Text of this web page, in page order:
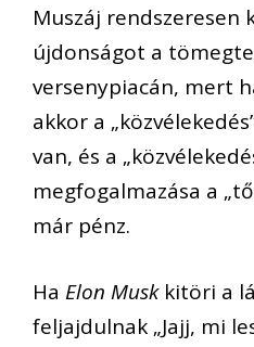
Muszáj rendszeresen
újdonságot a
versenypiacán, mert
akkor a
van, és a
megfogalmazása a
már pénz.
Ha Elon Muskkitöri a
feljajdulnak „Jajj, mi